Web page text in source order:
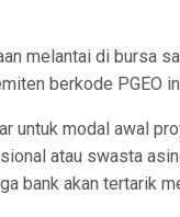
melantai di bursa
berkode PGEO
untuk modal awal
atau swasta
bank akan tertarik